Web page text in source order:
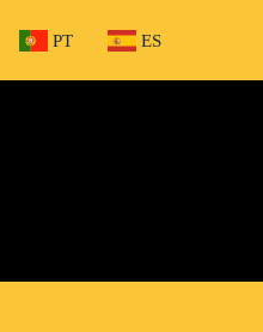
PT ES